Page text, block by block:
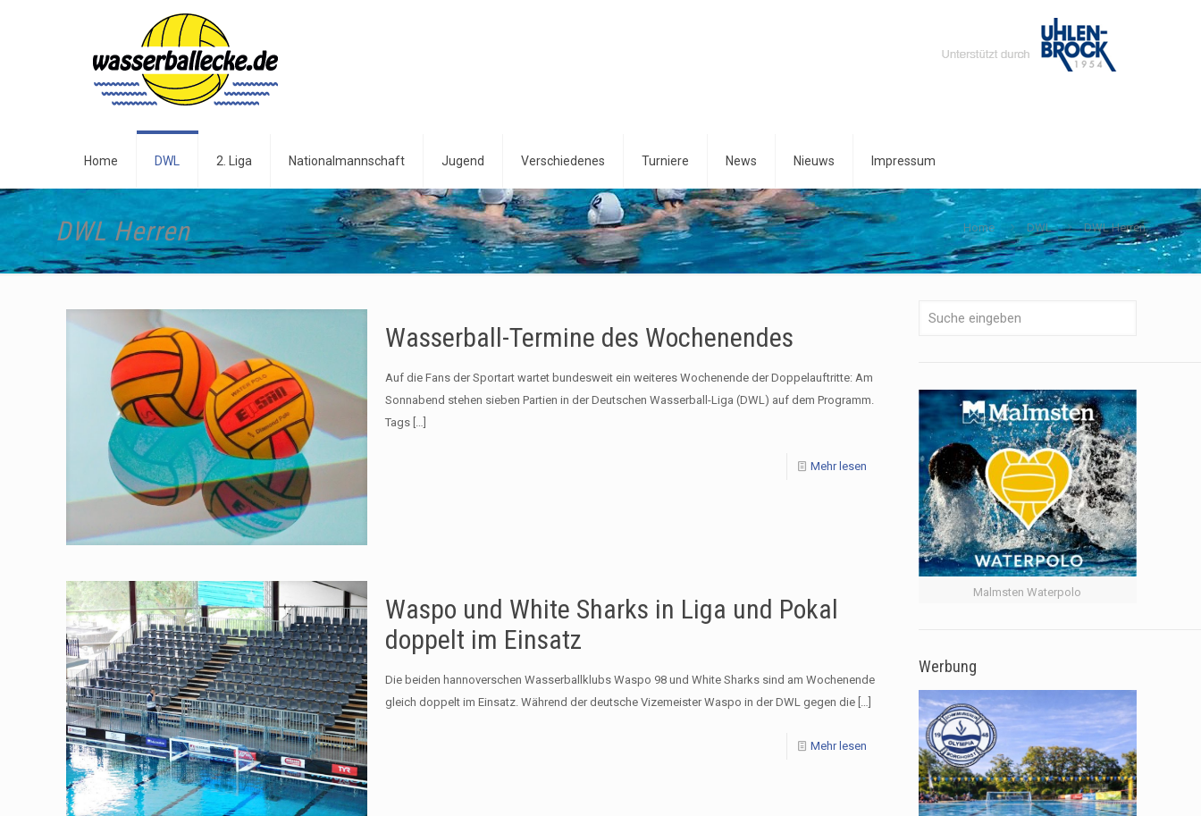
Home DWL 2. Liga Nationalmannschaft Jugend Verschiedenes Turniere News Nieuws Impressum
DWL Herren Home DWL DWL Herren
Wasserball-Termine des Wochenendes
Auf die Fans der Sportart wartet bundesweit ein weiteres Wochenende der Doppelauftritte: Am
Sonnabend stehen sieben Partien in der Deutschen Wasserball-Liga (DWL) auf dem Programm.
Tags[…]
Mehr lesen
Waspo und White Sharks in Liga und Pokal
doppelt im Einsatz
Die beiden hannoverschen Wasserballklubs Waspo 98 und White Sharks sind am Wochenende
gleich doppelt im Einsatz. Während der deutsche Vizemeister Waspo in der DWL gegen die[…]
Mehr lesen
Malmsten Waterpolo
Werbung